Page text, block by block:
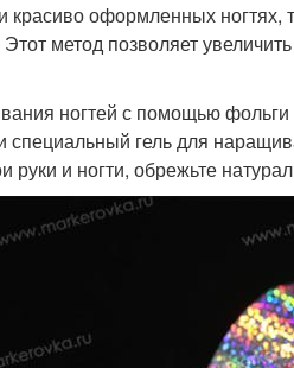
красиво оформленных
метод позволяет
ногтей с помощью фольги
специальный гель для
руки и ногти, обрежьте